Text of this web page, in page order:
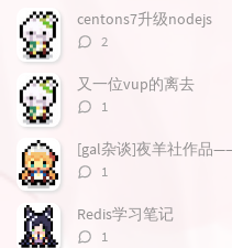
centons7升级nodejs
评
数：
2
又一位vup的离去
评
数：
1
[gal杂谈]夜羊社作品
评
数：
1
Redis学习笔记
评1